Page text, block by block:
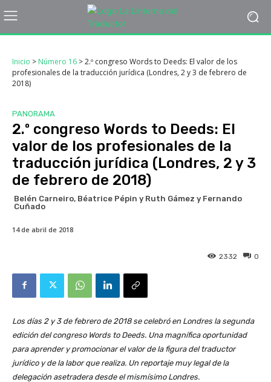
Inicio > Número 16 >2.º congreso Words to Deeds: El valor de los
profesionales de la traducción jurídica (Londres, 2 y 3 de febrero de
2018)
PANORAMA
2.º congreso Words to Deeds: El
valor de los profesionales de la
traducción jurídica (Londres, 2 y 3
de febrero de 2018)
Belén Carneiro, Béatrice Pépin y Ruth Gámez y Fernando
Cuñado
14 de abril de 2018
0
2332
Los días 2 y 3 de febrero de 2018 se celebró en Londres la segunda
edición del congreso Words to Deeds. Una magnífica oportunidad
para aprender y promocionar el valor de la figura del traductor
jurídico y de la labor que realiza. Un reportaje muy legal de la
delegación asetradera desde el mismísimo Londres.